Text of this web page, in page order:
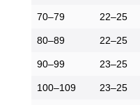
70–79 22–25
80–89 22–25
90–99 23–25
100–109 23–25